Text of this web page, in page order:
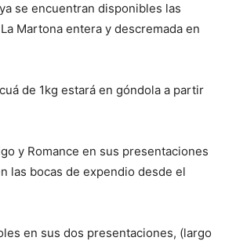
se encuentran disponibles las
Martona entera y descremada en
de 1kg estará en góndola a partir
y Romance en sus presentaciones
las bocas de expendio desde el
en sus dos presentaciones, (largo